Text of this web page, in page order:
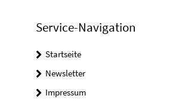
Service-Navigation
Startseite
Newsletter
Impressum